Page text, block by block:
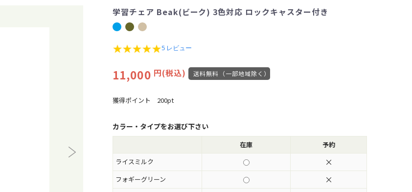
学習チェア Beak(ビーク) 3色対応 ロックキャスター付き
4
s
t
r
r
t
i
n
5 レビュー
11,000 円(税込) 送料無料（一部地域除く）
獲得ポイント 200pt
カラー・タイプをお選び下さい
在庫
予約
ライスミルク
×
フォギーグリーン ×